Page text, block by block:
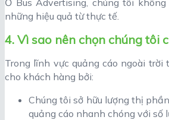
những hiệu quả từ thực tế.
4. Vì sao nên chọn chúng tôi
Trong lĩnh vực quảng cáo ngoài
cho khách hàng bởi:
Chúng tôi sở hữu lượng thị
quảng cáo nhanh chóng với số